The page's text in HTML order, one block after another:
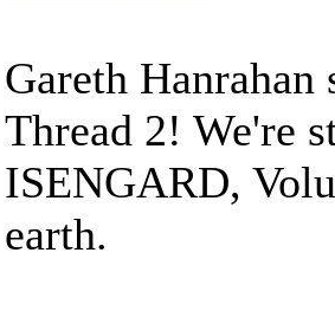
Gareth Hanrahan
Thread 2! We're
ISENGARD,
earth.